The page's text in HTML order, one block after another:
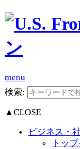
menu
検索:
▲CLOSE
ビジネス・
トッ